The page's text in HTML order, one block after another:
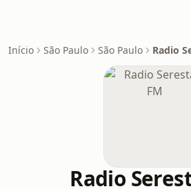
Início São Paulo São Paulo Radio
Radio